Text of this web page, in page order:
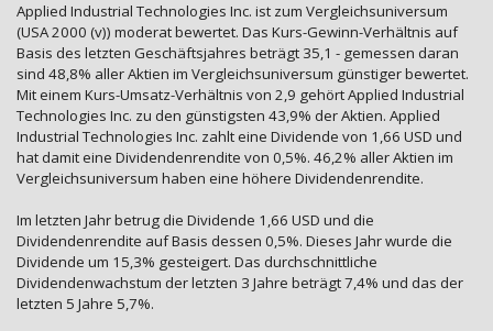
Applied Industrial Technologies Inc. ist zum Vergleichsuniversum
(USA 2000 (v)) moderat bewertet. Das Kurs-Gewinn-Verhältnis auf
Basis des letzten Geschäftsjahres beträgt 35,1 - gemessen daran
sind 48,8% aller Aktien im Vergleichsuniversum günstiger bewertet.
Mit einem Kurs-Umsatz-Verhältnis von 2,9 gehört Applied Industrial
Technologies Inc. zu den günstigsten 43,9% der Aktien. Applied
Industrial Technologies Inc. zahlt eine Dividende von 1,66 USD und
hat damit eine Dividendenrendite von 0,5%. 46,2% aller Aktien im
Vergleichsuniversum haben eine höhere Dividendenrendite.
Im letzten Jahr betrug die Dividende 1,66 USD und die
Dividendenrendite auf Basis dessen 0,5%. Dieses Jahr wurde die
Dividende um 15,3% gesteigert. Das durchschnittliche
Dividendenwachstum der letzten 3 Jahre beträgt 7,4% und das der
letzten 5 Jahre 5,7%.